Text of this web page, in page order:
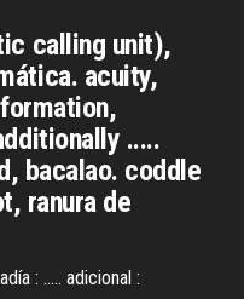
calling unit),
acuity,
.....
bacalao. coddle
ranura de
: ..... adicional :